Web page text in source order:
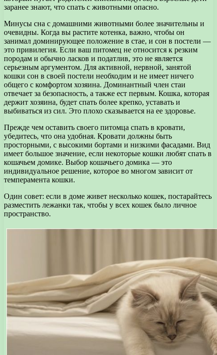
заранее знают, что спать с животными опасно.
Минусы сна с домашними животными более значительны и
очевидны. Когда вы растите котенка, важно, чтобы он
занимал доминирующее положение в стае, и сон в постели —
это привилегия. Если ваш питомец не относится к резким
породам и обычно ласков и податлив, это не является
серьезным аргументом. Для активной, нервной, занятой
кошки сон в своей постели необходим и не имеет ничего
общего с комфортом хозяина. Доминантный член стаи
отвечает за безопасность, а также ест первым. Кошка, которая
держит хозяина, будет спать более крепко, уставать и
выбиваться из сил. Это плохо сказывается на ее здоровье.
Прежде чем оставить своего питомца спать в кровати,
убедитесь, что она удобная. Кровати должны быть
просторными, с высокими бортами и низкими фасадами. Вид
имеет большое значение, если некоторые кошки любят спать в
кошачьем домике. Выбор кошачьего домика — это
индивидуальное решение, которое во многом зависит от
темперамента кошки.
Один совет: если в доме живет несколько кошек, постарайтесь
разместить лежанки так, чтобы у всех кошек было личное
пространство.